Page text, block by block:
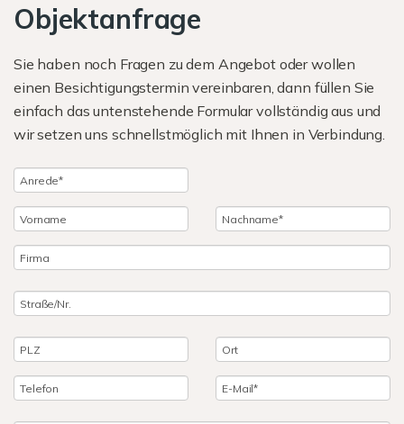
Objektanfrage
Sie haben noch Fragen zu dem Angebot oder wollen
einen Besichtigungstermin vereinbaren, dann füllen Sie
einfach das untenstehende Formular vollständig aus und
wir setzen uns schnellstmöglich mit Ihnen in Verbindung.